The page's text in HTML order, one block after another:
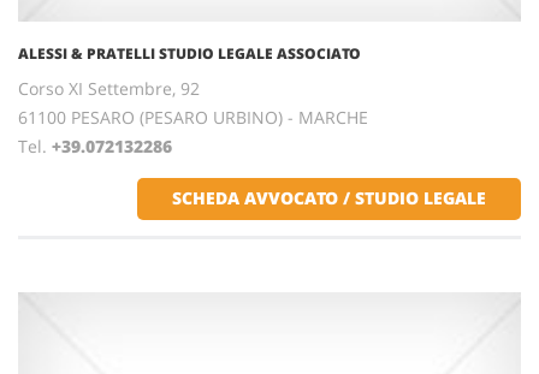
ALESSI & PRATELLI STUDIO LEGALE ASSOCIATO
Corso XI Settembre, 92
61100 PESARO (PESARO URBINO) - MARCHE
Tel. +39.072132286
SCHEDA AVVOCATO / STUDIO LEGALE